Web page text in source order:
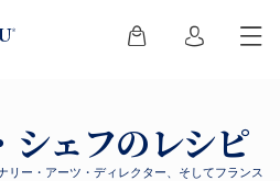
シェフのレシピ
リー・アーツ・ディレクター、そしてフランス